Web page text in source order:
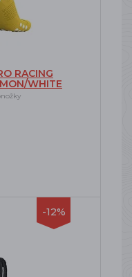
RACING
WHITE
-12%